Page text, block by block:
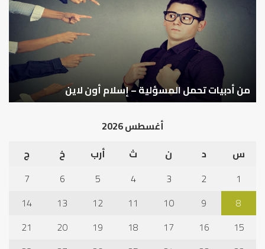
من أدبيات تحمل المسؤلية – إسلام أون لاين
أغسطس 2026
س
د ن ث أرب خ
ج
1
2
3
4
5
6
7
8
9
10
11
12
13
14
15
16
17
18
19
20
21